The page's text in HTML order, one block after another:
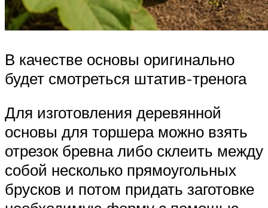
В качестве основы оригинально
будет смотреться штатив-тренога
Для изготовления деревянной
основы для торшера можно взять
отрезок бревна либо склеить между
собой несколько прямоугольных
брусков и потом придать заготовке